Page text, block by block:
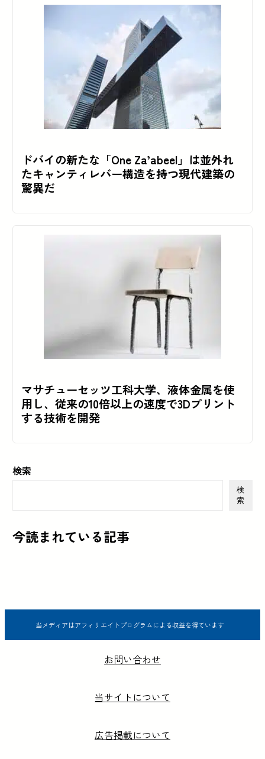
ドバイの新たな「One Za’abeel」は並外れ
たキャンティレバー構造を持つ現代建築の
驚異だ
マサチューセッツ工科大学、液体金属を使
用し、従来の10倍以上の速度で3Dプリント
する技術を開発
検索
検
索
今読まれている記事
当メディアはアフィリエイトプログラムによる収益を得ています
お問い合わせ
当サイトについて
広告掲載について